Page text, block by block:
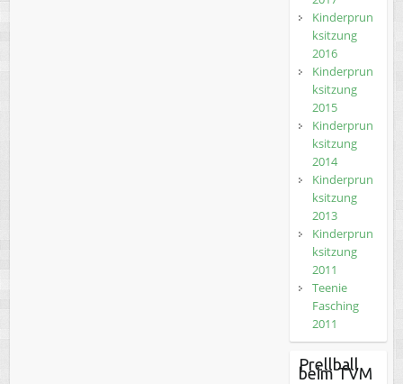
Kinderprun
ksitzung
2016
Kinderprun
ksitzung
2015
Kinderprun
ksitzung
2014
Kinderprun
ksitzung
2013
Kinderprun
ksitzung
2011
Teenie
Fasching
2011
Prellball
beim TVM